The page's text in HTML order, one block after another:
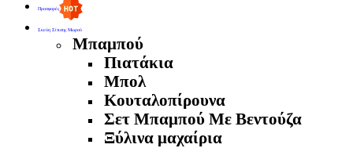
Προσφορές
Σκεύη Σίτισης Μωρού
Μπαμπού
Πιατάκια
Μπολ
Κουταλοπίρουνα
Σετ Μπαμπού Με Βεντούζα
Ξύλινα μαχαίρια